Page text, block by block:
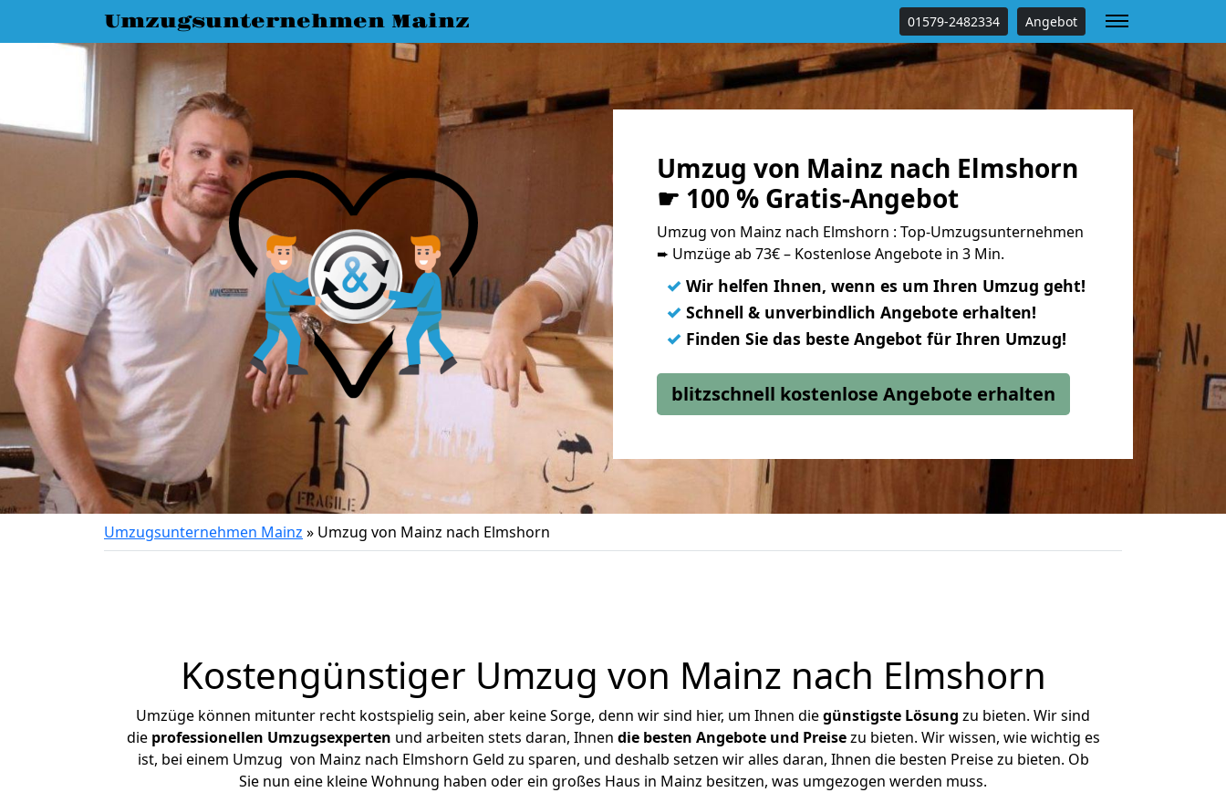
Umzugsunternehmen Mainz 01579-2482334 Angebot
Umzug von Mainz nach Elmshorn
☛ 100 % Gratis-Angebot
Umzug von Mainz nach Elmshorn : Top-Umzugsunternehmen
➨ Umzüge ab 73€ – Kostenlose Angebote in 3 Min.
✓ Wir helfen Ihnen, wenn es um Ihren Umzug geht!
✓ Schnell & unverbindlich Angebote erhalten!
✓ Finden Sie das beste Angebot für Ihren Umzug!
blitzschnell kostenlose Angebote erhalten
Umzugsunternehmen Mainz » Umzug von Mainz nach Elmshorn
Kostengünstiger Umzug von Mainz nach Elmshorn
Umzüge können mitunter recht kostspielig sein, aber keine Sorge, denn wir sind hier, um Ihnen diegünstigste Lösung zu bieten. Wir sind
die professionellen Umzugsexperten und arbeiten stets daran, Ihnen die besten Angebote und Preisezu bieten. Wir wissen, wie wichtig es
ist, bei einem Umzug von Mainz nach Elmshorn Geld zu sparen, und deshalb setzen wir alles daran, Ihnen die besten Preise zu bieten. Ob
Sie nun eine kleine Wohnung haben oder ein großes Haus in Mainz besitzen, was umgezogen werden muss.